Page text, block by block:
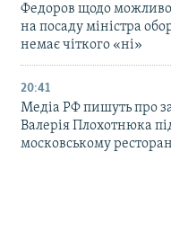
Федоров щодо
на посаду міністра
немає чіткого «ні»
20:41
Медіа РФ пишуть про
Валерія Плохотнюка
московському